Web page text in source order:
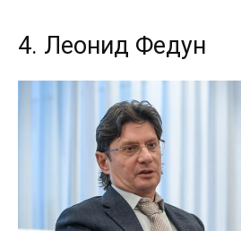
4. Леонид Федун